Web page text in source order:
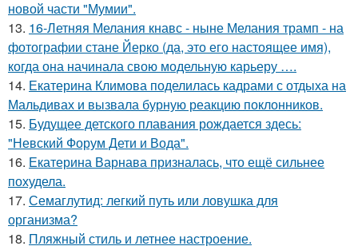
новой части "Мумии".
13. 16-Летняя Мелания кнавс - ныне Мелания трамп - на
фотографии стане Йерко (да, это его настоящее имя),
когда она начинала свою модельную карьеру ….
14. Екатерина Климова поделилась кадрами с отдыха на
Мальдивах и вызвала бурную реакцию поклонников.
15. Будущее детского плавания рождается здесь:
"Невский Форум Дети и Вода".
16. Екатерина Варнава призналась, что ещё сильнее
похудела.
17. Семаглутид: легкий путь или ловушка для
организма?
18. Пляжный стиль и летнее настроение.